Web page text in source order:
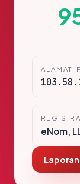
ALAMAT IP
eNom,